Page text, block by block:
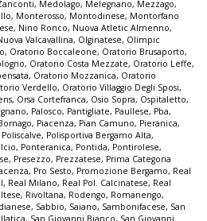
, Medolago, Melegnano, Mezzago,
, Monterosso, Montodinese, Montorfano
, Nino Ronco, Nuova Atletic Almenno,
Valcavallina, Olginatese, Olimpic
, Oratorio Boccaleone, Oratorio Brusaporto,
, Oratorio Costa Mezzate, Oratorio Leffe,
, Oratorio Mozzanica, Oratorio
Verdello, Oratorio Villaggio Degli Sposi,
, Orsa Cortefranca, Osio Sopra, Ospitaletto,
, Palosco, Pantigliate, Paullese, Pba,
, Piacenza, Pian Camuno, Pieranica,
Poliscalve, Polisportiva Bergamo Alta,
, Ponteranica, Pontida, Pontirolese,
, Presezzo, Prezzatese, Prima Categoria
, Pro Sesto, Promozione Bergamo, Real
, Real Milano, Real Pol. Calcinatese, Real
, Rivoltana, Rodengo, Romanengo,
, Sabbio, Saiano, Sambonifacese, San
, San Giovanni Bianco, San Giovanni